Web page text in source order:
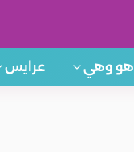
هو وهي عرايس